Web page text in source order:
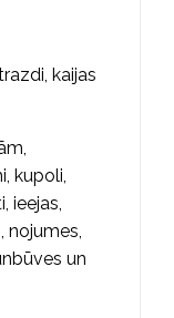
kaijas
kupoli,
ieejas,
nojumes,
un